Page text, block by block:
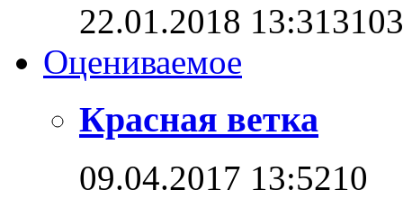
22.01.2018 13:31 3103
Оцениваемое
Красная ветка
09.04.2017 13:5210